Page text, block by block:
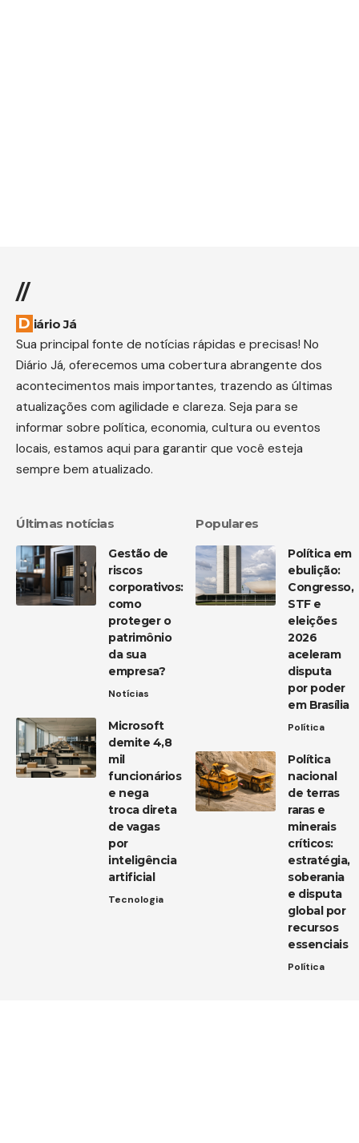
//
Diário Já
Sua principal fonte de notícias rápidas e precisas! No
Diário Já, oferecemos uma cobertura abrangente dos
acontecimentos mais importantes, trazendo as últimas
atualizações com agilidade e clareza. Seja para se
informar sobre política, economia, cultura ou eventos
locais, estamos aqui para garantir que você esteja
sempre bem atualizado.
Últimas notícias
Gestão de
riscos
corporativos:
como
proteger o
patrimônio
da sua
empresa?
Notícias
Microsoft
demite 4,8
mil
funcionários
e nega
troca direta
de vagas
por
inteligência
artificial
Tecnologia
Populares
Política em
ebulição:
Congresso,
STF e
eleições
2026
aceleram
disputa
por poder
em Brasília
Política
Política
nacional
de terras
raras e
minerais
críticos:
estratégia,
soberania
e disputa
global por
recursos
essenciais
Política